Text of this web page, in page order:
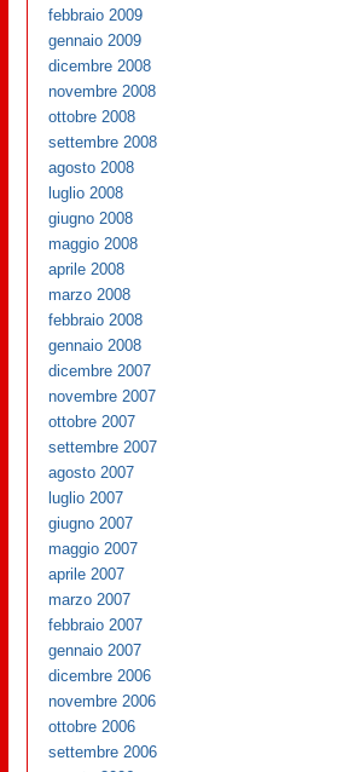
febbraio 2009
gennaio 2009
dicembre 2008
novembre 2008
ottobre 2008
settembre 2008
agosto 2008
luglio 2008
giugno 2008
maggio 2008
aprile 2008
marzo 2008
febbraio 2008
gennaio 2008
dicembre 2007
novembre 2007
ottobre 2007
settembre 2007
agosto 2007
luglio 2007
giugno 2007
maggio 2007
aprile 2007
marzo 2007
febbraio 2007
gennaio 2007
dicembre 2006
novembre 2006
ottobre 2006
settembre 2006